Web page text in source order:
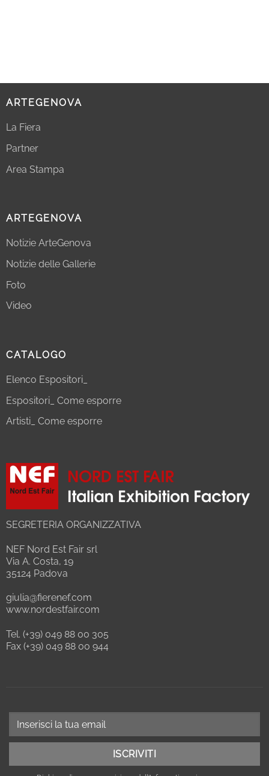
ARTEGENOVA
La Fiera
Partner
Area Stampa
ARTEGENOVA
Notizie ArteGenova
Notizie delle Gallerie
Foto
Video
CATALOGO
Elenco Espositori_
Espositori_ Come esporre
Artisti_ Come esporre
SEGRETERIA ORGANIZZATIVA
NEF Nord Est Fair srl
Via A. Costa, 19
35124 Padova
giulia@fierenef.com
www.nordestfair.com
Tel. (+39) 049 88 00 305
Fax (+39) 049 88 00 944